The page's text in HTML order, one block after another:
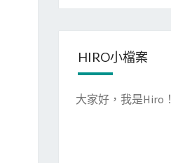
HIRO小檔案
大家好，我是Hiro！